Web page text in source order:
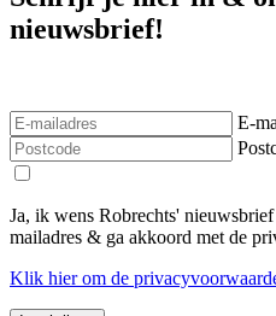
nieuwsbrief!
E-
Ja, ik wens Robrechts'
mailadres & ga akkoord met de
Klik hierom de